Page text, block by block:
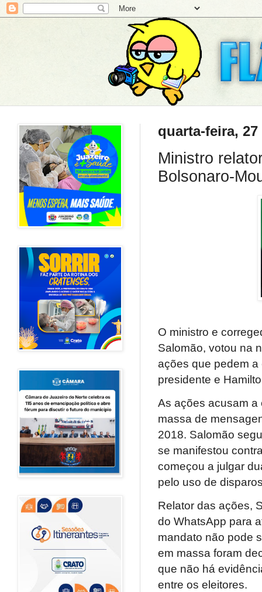
quarta-feira,
Ministro
Bolsonaro-
O ministro e
Salomão, votou na
ações que pedem
presidente e
As ações acusam a
massa de
2018. Salomão
se manifestou
começou a julgar
pelo uso de
Relator das ações,
do WhatsApp para
mandato não pode
em massa foram
que não há
entre os eleitores.